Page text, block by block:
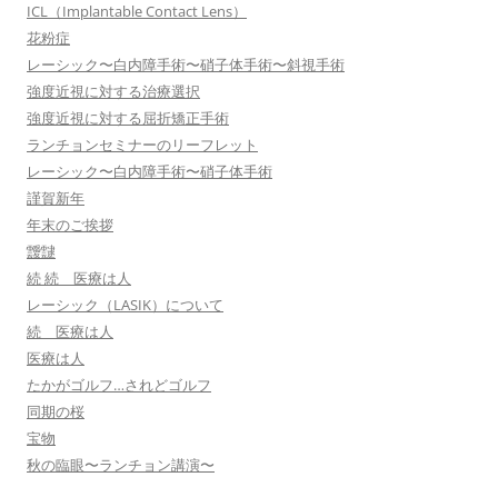
ICL（Implantable Contact Lens）
花粉症
レーシック〜白内障手術〜硝子体手術〜斜視手術
強度近視に対する治療選択
強度近視に対する屈折矯正手術
ランチョンセミナーのリーフレット
レーシック〜白内障手術〜硝子体手術
謹賀新年
年末のご挨拶
靉靆
続 続 医療は人
レーシック（LASIK）について
続 医療は人
医療は人
たかがゴルフ…されどゴルフ
同期の桜
宝物
秋の臨眼〜ランチョン講演〜